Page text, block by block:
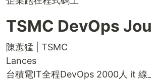
TSMC DevOps
陳蕙猛 | TSMC
Lances
台積電IT全程DevOps 2000人 it 線